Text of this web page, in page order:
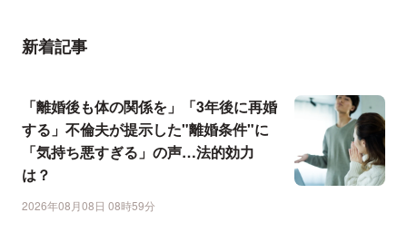
新着記事
「離婚後も体の関係を」「3年後に再婚
する」不倫夫が提示した"離婚条件"に
「気持ち悪すぎる」の声…法的効力
は？
2026年08月08日 08時59分